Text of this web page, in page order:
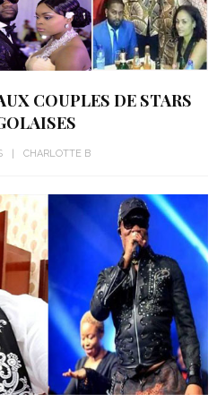
COUPLES DE STARS
CHARLOTTE B